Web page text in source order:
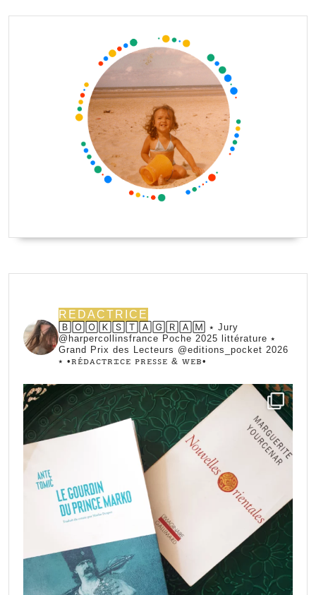
REDACTRICE
🄱🄾🄾🄺🅂🅃🄰🄶🅁🄰🄼 ⭑ Jury
@harpercollinsfrance Poche 2025 littérature ⭑
Grand Prix des Lecteurs @editions_pocket 2026
⭑ •ꭱꭼ́ꭰꭺꮯꭲꭱꮖꮯꭼ ꮲꭱꭼꮪꮪꭼ & ꮃꭼᏼ•